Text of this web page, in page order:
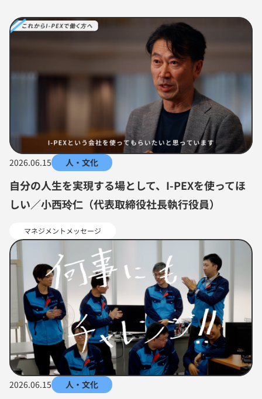
2026.06.15 人・文化
自分の人生を実現する場として、I-PEXを使ってほ
しい／小西玲仁（代表取締役社長執行役員）
マネジメントメッセージ
2026.06.15 人・文化